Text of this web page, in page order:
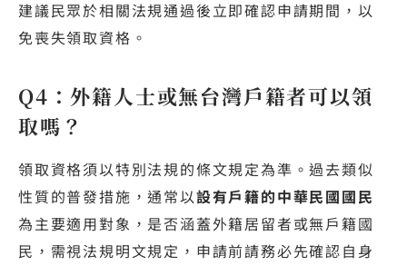
建議民眾於相關法規通過後立即確認申請期間，以
免喪失領取資格。
Q4：外籍人士或無台灣戶籍者可以領
取嗎？
領取資格須以特別法規的條文規定為準。過去類似
性質的普發措施，通常以設有戶籍的中華民國國民
為主要適用對象，是否涵蓋外籍居留者或無戶籍國
民，需視法規明文規定，申請前請務必先確認自身